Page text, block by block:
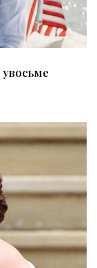
увосьме